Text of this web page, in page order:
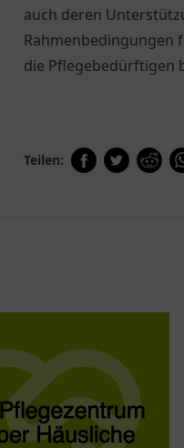
auch deren
Rahmenbedingungen
die Pflegebedürftigen
Teilen: